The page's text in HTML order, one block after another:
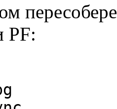
PF: